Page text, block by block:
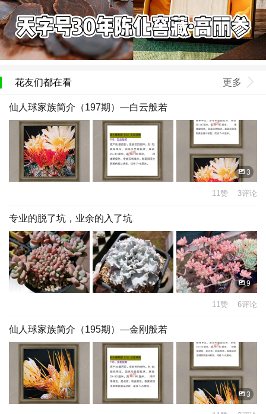
花友们都在看 更多
仙人球家族简介（197期）—白云般若
3
11赞 3评论
专业的脱了坑，业余的入了坑
9
11赞 6评论
仙人球家族简介（195期）—金刚般若
3